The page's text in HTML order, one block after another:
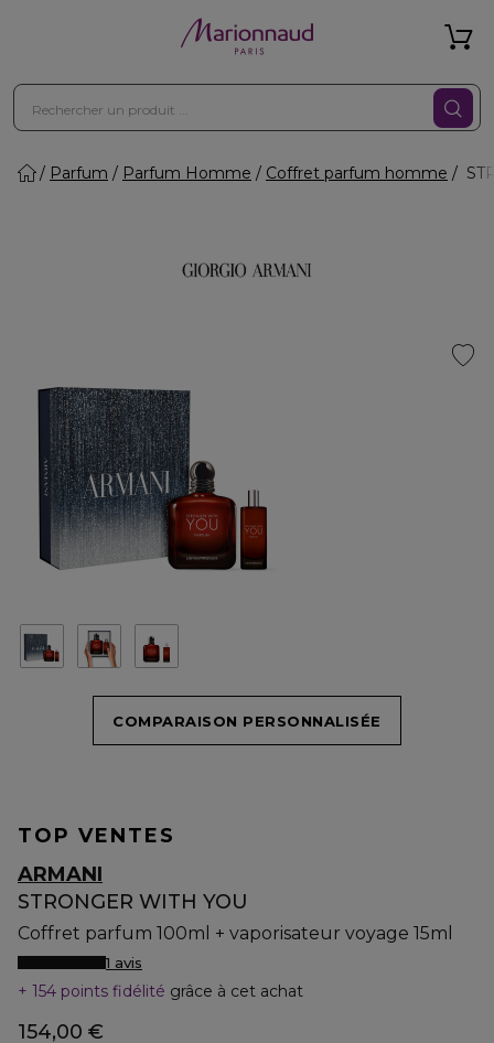
Parfum Parfum Homme Coffret parfum homme
COMPARAISON PERSONNALISÉE
TOP VENTES
ARMANI
STRONGER WITH YOU
Coffret parfum 100ml + vaporisateur voyage 15ml
1 avis
154 points fidélité grâce à cet achat
154,00 €